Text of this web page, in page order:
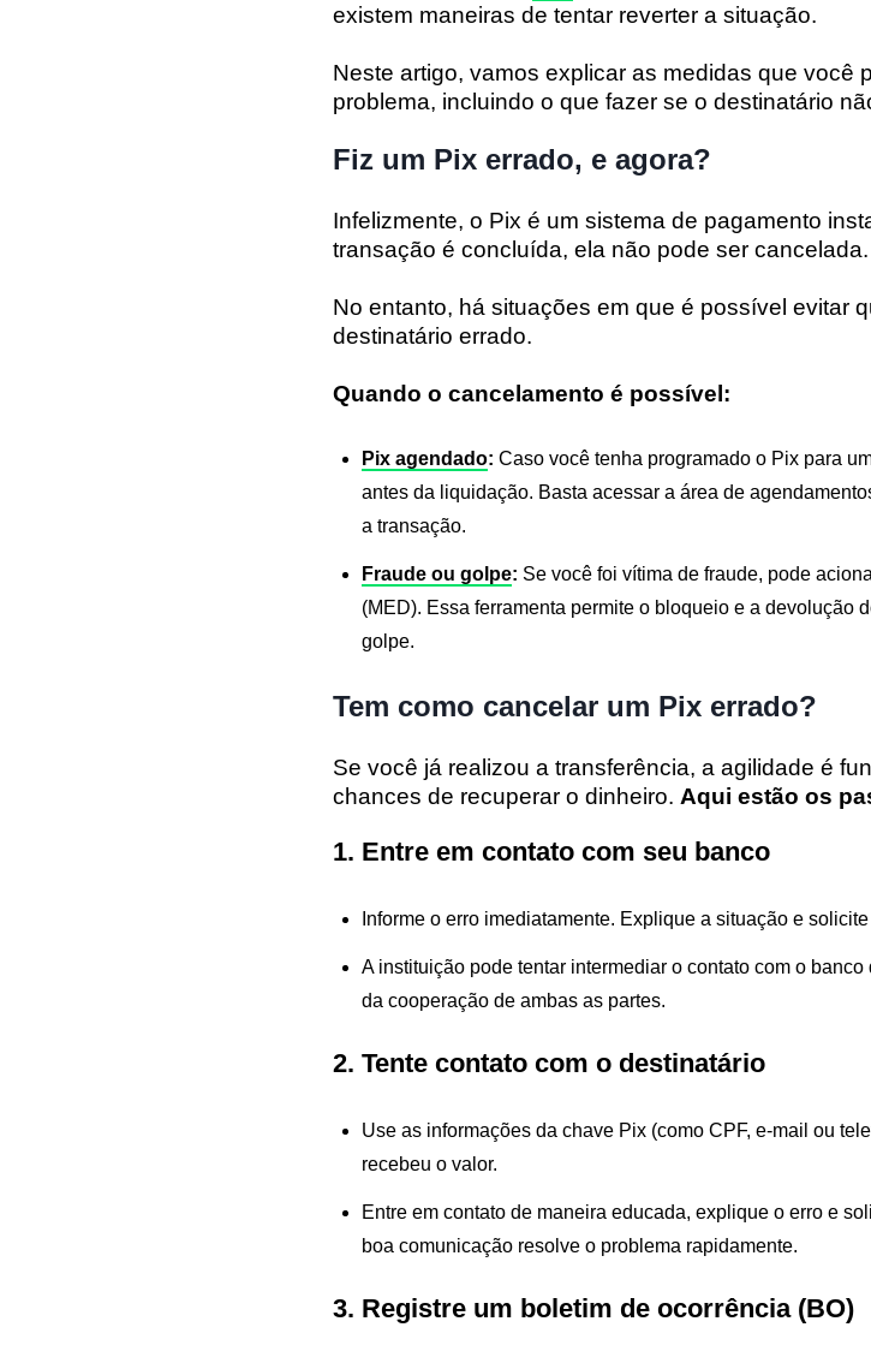
existem maneiras de tentar reverter a situação.
Neste artigo, vamos explicar as medidas que você
problema, incluindo o que fazer se o destinatário
Fiz um Pix errado, e agora?
Infelizmente, o Pix é um sistema de pagamento
transação é concluída, ela não pode ser cancelada.
No entanto, há situações em que é possível evitar
destinatário errado.
Quando o cancelamento é possível:
Pix agendado: Caso você tenha programado o Pix para
antes da liquidação. Basta acessar a área de
a transação.
Fraude ou golpe: Se você foi vítima de fraude, pode
(MED). Essa ferramenta permite o bloqueio e a devolução
golpe.
Tem como cancelar um Pix errado?
Se você já realizou a transferência, a agilidade é
chances de recuperar o dinheiro. Aqui estão os
1. Entre em contato com seu banco
Informe o erro imediatamente. Explique a situação e
A instituição pode tentar intermediar o contato com o
da cooperação de ambas as partes.
2. Tente contato com o destinatário
Use as informações da chave Pix (como CPF, e-mail ou
recebeu o valor.
Entre em contato de maneira educada, explique o erro e
boa comunicação resolve o problema rapidamente.
3. Registre um boletim de ocorrência (BO)